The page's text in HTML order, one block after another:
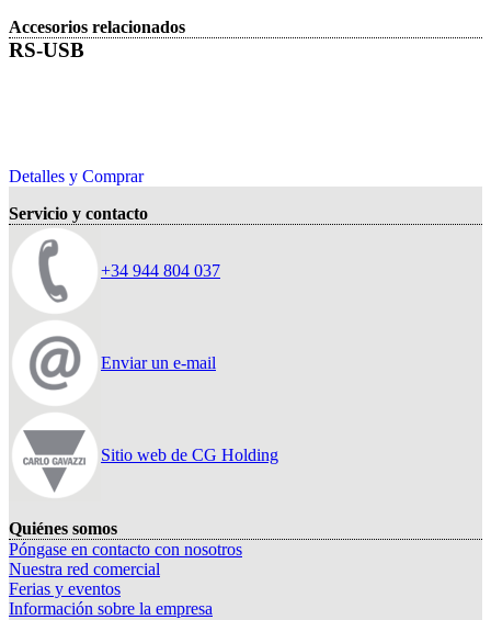
Accesorios relacionados
RS-USB
Detalles y Comprar
Servicio y contacto
+34 944 804 037
Enviar un e-mail
Sitio web de CG Holding
Quiénes somos
Póngase en contacto con nosotros
Nuestra red comercial
Ferias y eventos
Información sobre la empresa